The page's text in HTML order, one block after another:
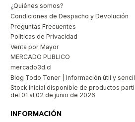
¿Quiénes somos?
Condiciones de Despacho y Devolución
Preguntas Frecuentes
Políticas de Privacidad
Venta por Mayor
MERCADO PUBLICO
mercado3d.cl
Blog Todo Toner | Información útil y
Stock inicial disponible de productos
del 01 al 02 de junio de 2026
INFORMACIÓN